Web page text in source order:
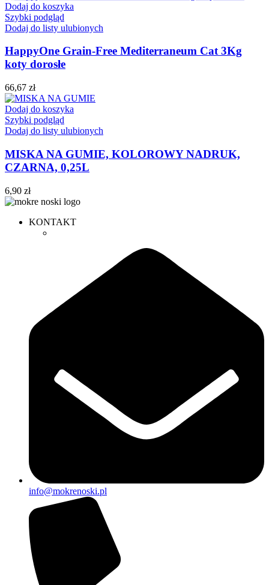
Dodaj do koszyka
Szybki podgląd
Dodaj do listy ulubionych
HappyOne Grain-Free Mediterraneum Cat 3Kg
koty dorosłe
66,67 zł
Dodaj do koszyka
Szybki podgląd
Dodaj do listy ulubionych
MISKA NA GUMIE, KOLOROWY NADRUK,
CZARNA, 0,25L
6,90 zł
KONTAKT
info@mokrenoski.pl